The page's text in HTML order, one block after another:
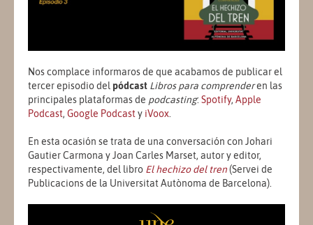
Nos complace informaros de que acabamos de publicar el
tercer episodio del pódcast Libros para comprenderen las
principales plataformas de podcasting: Spotify, Apple
Podcast, Google Podcast y iVoox
En esta ocasión se trata de una conversación con Johari
Gautier Carmona y Joan Carles Marset, autor y editor,
respectivamente, del libro El hechizo del tren(Servei de
Publicacions de la Universitat Autònoma de Barcelona).